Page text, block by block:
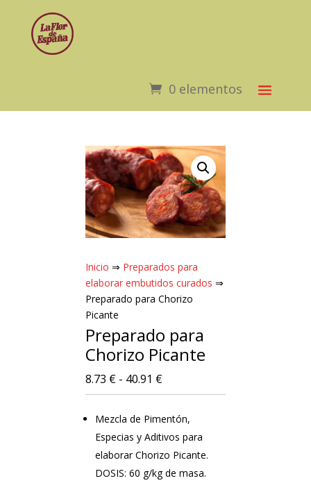
0 elementos
Inicio ⇒ Preparados para
elaborar embutidos curados ⇒
Preparado para Chorizo
Picante
Preparado para
Chorizo Picante
8.73 € - 40.91 €Rango
de
desde
8.73 €
hasta
40.91 €
Mezcla de Pimentón,
Especias y Aditivos para
elaborar Chorizo Picante.
DOSIS: 60 g/kg de masa.